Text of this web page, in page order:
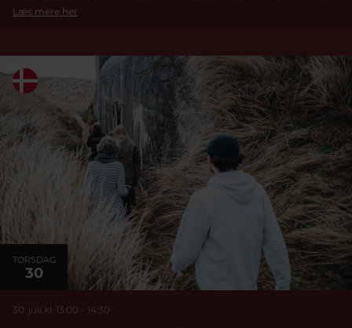
Læs mere her
TORSDAG
30
30. juli kl. 13:00 - 14:30